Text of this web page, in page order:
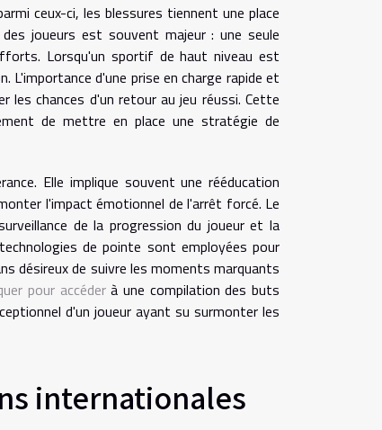
ceux-ci, les blessures tiennent une place
joueurs est souvent majeur : une seule
Lorsqu'un sportif de haut niveau est
d'une prise en charge rapide et
les chances d'un retour au jeu réussi. Cette
de mettre en place une stratégie de
Elle implique souvent une rééducation
l'impact émotionnel de l'arrêt forcé. Le
de la progression du joueur et la
de pointe sont employées pour
désireux de suivre les moments marquants
pour accéderà une compilation des buts
d'un joueur ayant su surmonter les
internationales